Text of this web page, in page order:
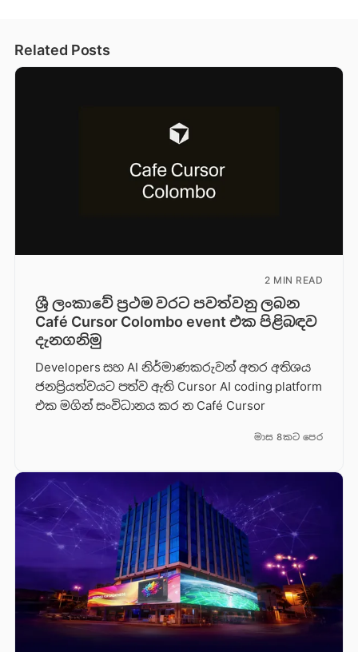
Related Posts
2 MIN READ
ශ්‍රී ලංකාවේ ප්‍රථම වරට පවත්වනු ලබන
Café Cursor Colombo event එක පිළිබඳව
දැනගනිමු
Developers සහ AI නිර්මාණකරුවන් අතර අතිශය
ජනප්‍රියත්වයට පත්ව ඇති Cursor AI coding platform
එක මගින් සංවිධානය කර න Café Cursor
මාස 8කට පෙර